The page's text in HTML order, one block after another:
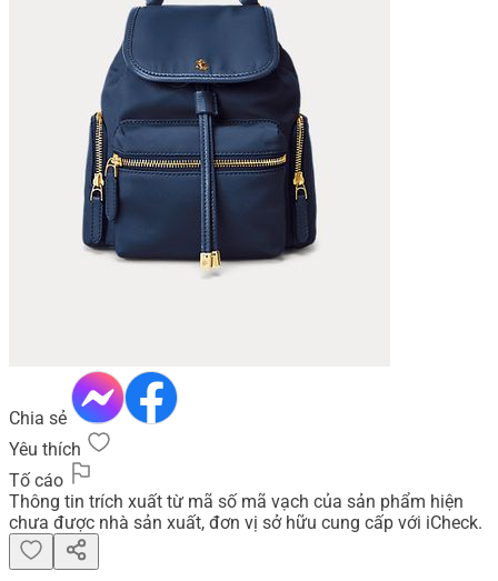
Chia sẻ
Yêu thích
Tố cáo
Thông tin trích xuất từ mã số mã vạch của sản phẩm hiện
chưa được nhà sản xuất, đơn vị sở hữu cung cấp với iCheck.